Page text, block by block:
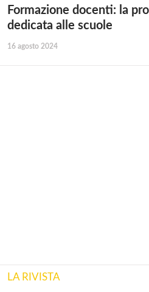
Formazione docenti: la
dedicata alle scuole
16 agosto 2024
LA RIVISTA